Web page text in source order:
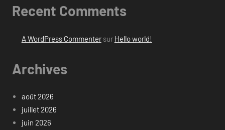
Recent Comments
A WordPress Commentersur Hello world!
Archives
août 2026
juillet 2026
juin 2026